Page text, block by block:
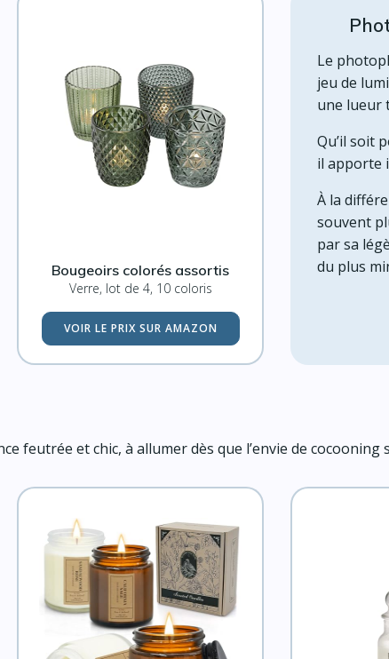
Bougeoirs colorés assortis
Verre, lot de 4, 10 coloris
VOIR LE PRIX SUR AMAZON
Le
jeu de
une lueur
Qu’il soit
il apporte
À la
souvent
par sa
du plus
feutrée et chic, à allumer dès que l’envie de cocooning